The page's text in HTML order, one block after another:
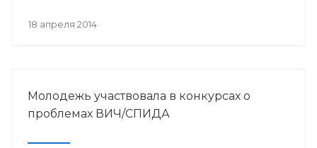
18 апреля 2014
Молодежь участвовала в конкурсах о
проблемах ВИЧ/СПИДА